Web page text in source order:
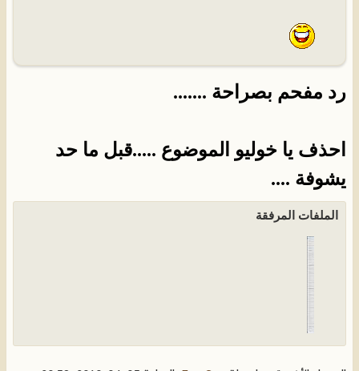
رد مفحم بصراحة .......
احذف يا خوليو الموضوع .....قبل ما حد
يشوفة ....
الملفات المرفقة